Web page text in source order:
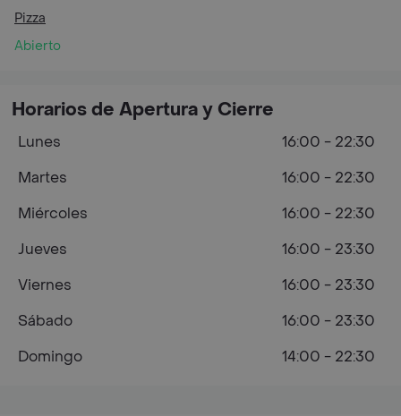
Pizza
Abierto
Horarios de Apertura y Cierre
Lunes
16:00 - 22:30
Martes
16:00 - 22:30
Miércoles
16:00 - 22:30
Jueves
16:00 - 23:30
Viernes
16:00 - 23:30
Sábado
16:00 - 23:30
Domingo
14:00 - 22:30